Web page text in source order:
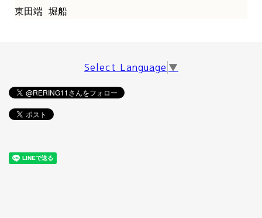
東田端 堀船
Select Language ▼